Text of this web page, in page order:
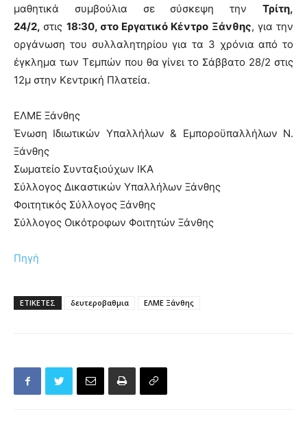
μαθητικά συμβούλια σε σύσκεψη την Τρίτη,
24/2, στις 18:30, στο Εργατικό Κέντρο Ξάνθης, για την
οργάνωση του συλλαλητηρίου για τα 3 χρόνια από το
έγκλημα των Τεμπών που θα γίνει το Σάββατο 28/2 στις
12μ στην Κεντρική Πλατεία.
ΕΛΜΕ Ξάνθης
Ένωση Ιδιωτικών Υπαλλήλων & Εμποροϋπαλλήλων Ν.
Ξάνθης
Σωματείο Συνταξιούχων ΙΚΑ
Σύλλογος Δικαστικών Υπαλλήλων Ξάνθης
Φοιτητικός Σύλλογος Ξάνθης
Σύλλογος Οικότροφων Φοιτητών Ξάνθης
Πηγή
ΕΤΙΚΕΤΕΣ δευτεροβαθμια ΕΛΜΕ Ξάνθης